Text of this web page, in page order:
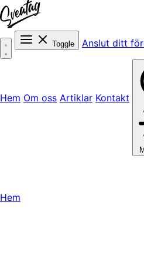
Toggle Anslut ditt
Hem Om oss Artiklar Kontakt
Hem